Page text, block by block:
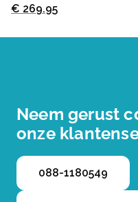
€ 269.95
Neem gerust
onze
088-1180549